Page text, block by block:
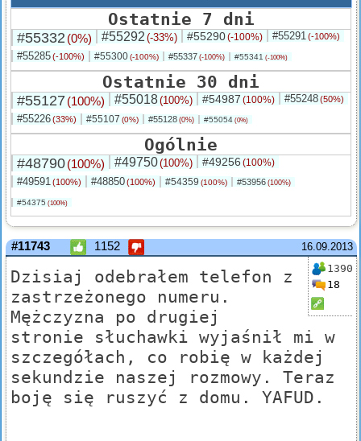
Ostatnie 7 dni
#55332 (0%) #55292 (-33%) #55290(-100%) #55291(-100%)
#55285(-100%) #55300(-100%) #55337 (-100%) #55341 (-100%)
Ostatnie 30 dni
#55127 (100%) #55018(100%) #54987 (100%) #55248(50%)
#55226(33%) #55107 (0%) #55128 (0%) #55054 (0%)
Ogólnie
#48790(100%) #49750(100%) #49256 (100%)
#49591(100%) #48850(100%) #54359 (100%) #53956 (100%)
#54375 (100%)
16.09.2013
#11743 1152
1390
18
Dzisiaj odebrałem telefon z
zastrzeżonego numeru.
Mężczyzna po drugiej
stronie słuchawki wyjaśnił mi w
szczegółach, co robię w każdej
sekundzie naszej rozmowy. Teraz
boję się ruszyć z domu. YAFUD.